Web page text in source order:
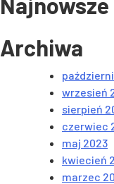
Archiwa
wrzesień
sierpień
czerwiec
maj 2023
kwiecień
marzec